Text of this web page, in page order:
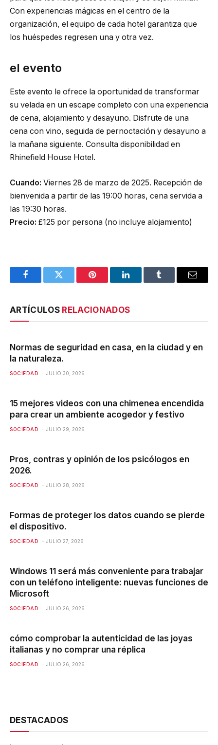
Con experiencias mágicas en el centro de la
organización, el equipo de cada hotel garantiza que
los huéspedes regresen una y otra vez.
el evento
Este evento le ofrece la oportunidad de transformar
su velada en un escape completo con una experiencia
de cena, alojamiento y desayuno. Disfrute de una
cena con vino, seguida de pernoctación y desayuno a
la mañana siguiente. Consulta disponibilidad en
Rhinefield House Hotel.
Cuando: Viernes 28 de marzo de 2025. Recepción de
bienvenida a partir de las 19:00 horas, cena servida a
las 19:30 horas.
Precio: £125 por persona (no incluye alojamiento)
FacebookTwitter Pinterest LinkedInTumblr Email
ARTÍCULOS RELACIONADOS
Normas de seguridad en casa, en la ciudad y en
la naturaleza.
SOCIEDAD JULIO 30, 2026
15 mejores videos con una chimenea encendida
para crear un ambiente acogedor y festivo
SOCIEDAD JULIO 29, 2026
Pros, contras y opinión de los psicólogos en
2026.
SOCIEDAD JULIO 28, 2026
Formas de proteger los datos cuando se pierde
el dispositivo.
SOCIEDAD JULIO 27, 2026
Windows 11 será más conveniente para trabajar
con un teléfono inteligente: nuevas funciones de
Microsoft
SOCIEDAD JULIO 26, 2026
cómo comprobar la autenticidad de las joyas
italianas y no comprar una réplica
SOCIEDAD JULIO 26, 2026
DESTACADOS